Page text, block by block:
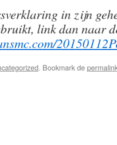
in zijn
link dan naar
. Bookmark de